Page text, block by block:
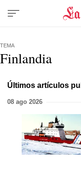
TEMA
Finlandia
Últimos artículos
08 ago 2026